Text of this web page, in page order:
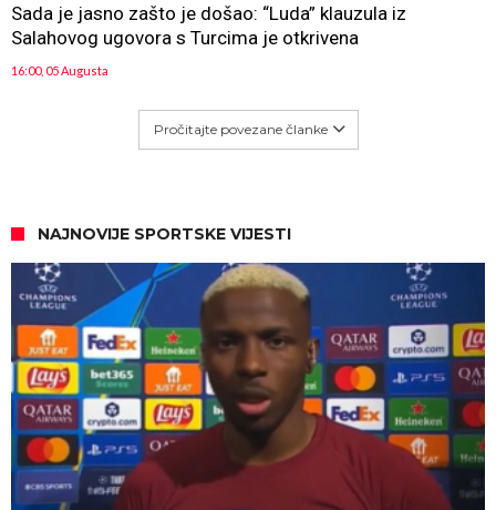
Sada je jasno zašto je došao: “Luda” klauzula iz
Salahovog ugovora s Turcima je otkrivena
16:00, 05 Augusta
Pročitajte povezane članke
NAJNOVIJE SPORTSKE VIJESTI